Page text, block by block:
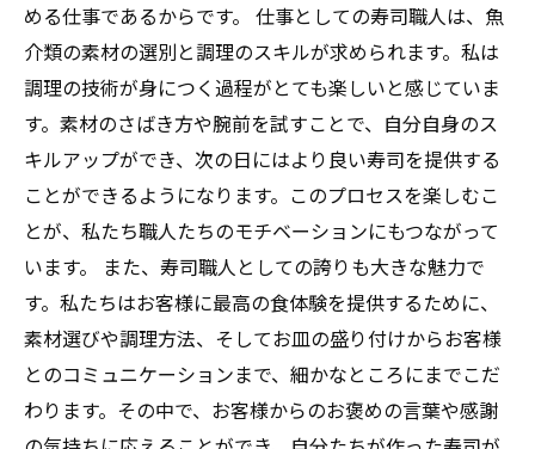
める仕事であるからです。 仕事としての寿司職人は、魚
介類の素材の選別と調理のスキルが求められます。私は
調理の技術が身につく過程がとても楽しいと感じていま
す。素材のさばき方や腕前を試すことで、自分自身のス
キルアップができ、次の日にはより良い寿司を提供する
ことができるようになります。このプロセスを楽しむこ
とが、私たち職人たちのモチベーションにもつながって
います。 また、寿司職人としての誇りも大きな魅力で
す。私たちはお客様に最高の食体験を提供するために、
素材選びや調理方法、そしてお皿の盛り付けからお客様
とのコミュニケーションまで、細かなところにまでこだ
わります。その中で、お客様からのお褒めの言葉や感謝